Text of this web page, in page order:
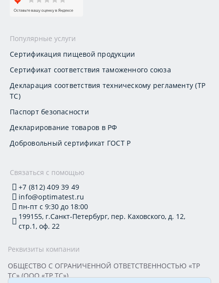
Популярные услуги
Сертификация пищевой продукции
Сертификат соответствия таможенного союза
Декларация соответствия техническому регламенту (ТР
ТС)
Паспорт безопасности
Декларирование товаров в РФ
Добровольный сертификат ГОСТ Р
Связаться с помощью
+7 (812) 409 39 49
info@optimatest.ru
пн-пт с 9:30 до 18:00
199155, г.Санкт-Петербург, пер. Каховского, д. 12,
стр.1, оф. 22
Реквизиты компании
ОБЩЕСТВО С ОГРАНИЧЕННОЙ ОТВЕТСТВЕННОСТЬЮ «ТР
ТС» (ООО «ТР ТС»)